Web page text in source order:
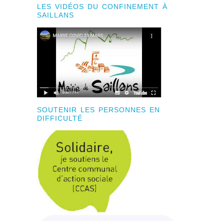
LES VIDÉOS DU CONFINEMENT À
SAILLANS
SOUTENIR LES PERSONNES EN
DIFFICULTÉ